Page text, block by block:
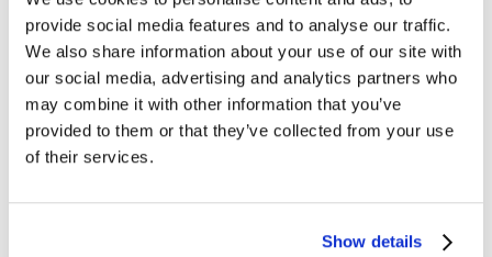
provide social media features and to analyse our traffic.
We also share information about your use of our site with
our social media, advertising and analytics partners who
may combine it with other information that you’ve
provided to them or that they’ve collected from your use
of their services.
Show details
2020 em relação ao mesmo período no ano passado.
No médio prazo, comparando o primeiro semestre de
2020 versus 2019, a frequência segue em crescente de
4%, além de preço médio que continuam aumentando
(+7,1%), o número de unidades compradas a cada
viagem cresce +4,2%. Já quando o destaque é julho,
início da quarentena como possível reflexo da crise